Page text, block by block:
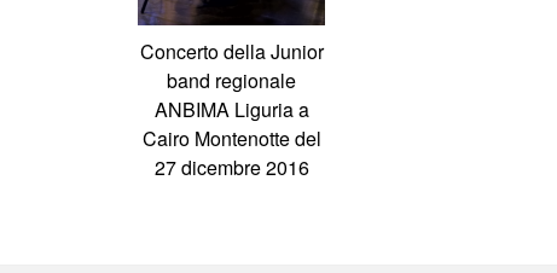
Concerto della Junior
band regionale
ANBIMA Liguria a
Cairo Montenotte del
27 dicembre 2016